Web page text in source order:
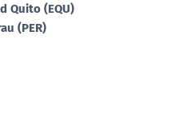
Quito (EQU)
(PER)